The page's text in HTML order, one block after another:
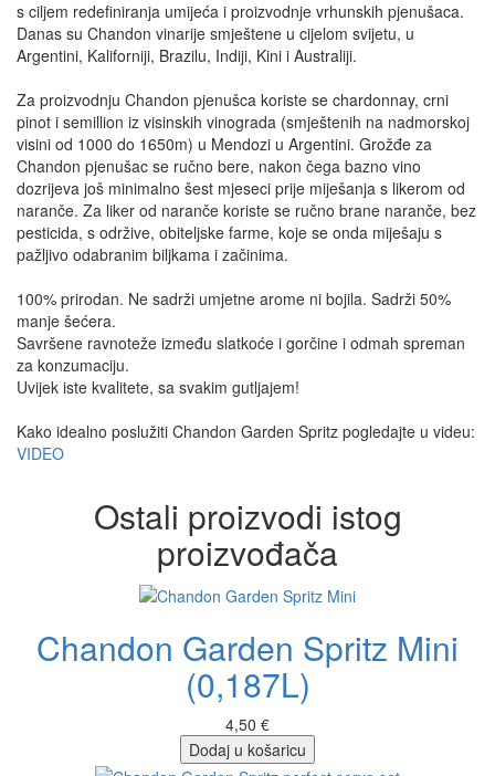
s ciljem redefiniranja umijeća i proizvodnje vrhunskih pjenušaca.
Danas su Chandon vinarije smještene u cijelom svijetu, u
Argentini, Kaliforniji, Brazilu, Indiji, Kini i Australiji.
Za proizvodnju Chandon pjenušca koriste se chardonnay, crni
pinot i semillion iz visinskih vinograda (smještenih na nadmorskoj
visini od 1000 do 1650m) u Mendozi u Argentini. Grožđe za
Chandon pjenušac se ručno bere, nakon čega bazno vino
dozrijeva još minimalno šest mjeseci prije miješanja s likerom od
naranče. Za liker od naranče koriste se ručno brane naranče, bez
pesticida, s održive, obiteljske farme, koje se onda miješaju s
pažljivo odabranim biljkama i začinima.
100% prirodan. Ne sadrži umjetne arome ni bojila. Sadrži 50%
manje šećera.
Savršene ravnoteže između slatkoće i gorčine i odmah spreman
za konzumaciju.
Uvijek iste kvalitete, sa svakim gutljajem!
Kako idealno poslužiti Chandon Garden Spritz pogledajte u videu:
VIDEO
Ostali proizvodi istog
proizvođača
Chandon Garden Spritz Mini
(0,187L)
4,50 €
Dodaj u košaricu